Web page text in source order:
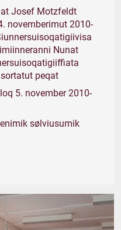
Josef Motzfeldt
novemberimut 2010-
Nunat
peqat
5. november 2010-
sølviusumik